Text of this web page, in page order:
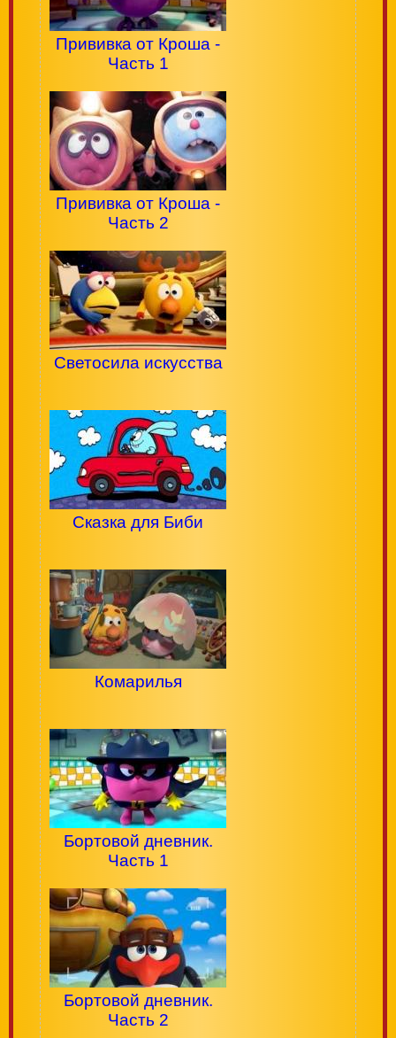
Прививка от Кроша -
Часть 1
Прививка от Кроша -
Часть 2
Светосила искусства
Сказка для Биби
Комарилья
Бортовой дневник.
Часть 1
Бортовой дневник.
Часть 2